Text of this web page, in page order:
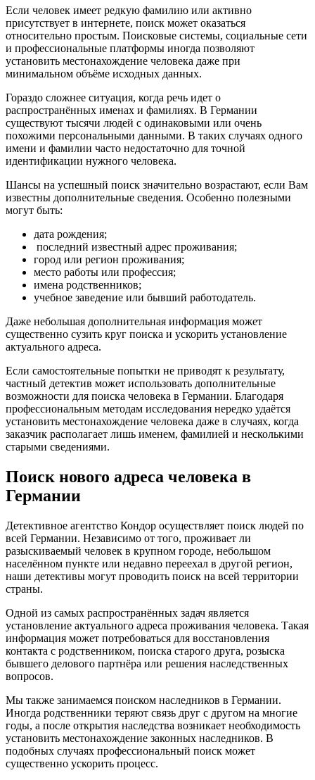
Если человек имеет редкую фамилию или активно
присутствует в интернете, поиск может оказаться
относительно простым. Поисковые системы, социальные сети
и профессиональные платформы иногда позволяют
установить местонахождение человека даже при
минимальном объёме исходных данных.
Гораздо сложнее ситуация, когда речь идет о
распространённых именах и фамилиях. В Германии
существуют тысячи людей с одинаковыми или очень
похожими персональными данными. В таких случаях одного
имени и фамилии часто недостаточно для точной
идентификации нужного человека.
Шансы на успешный поиск значительно возрастают, если Вам
известны дополнительные сведения. Особенно полезными
могут быть:
дата рождения;
последний известный адрес проживания;
город или регион проживания;
место работы или профессия;
имена родственников;
учебное заведение или бывший работодатель.
Даже небольшая дополнительная информация может
существенно сузить круг поиска и ускорить установление
актуального адреса.
Если самостоятельные попытки не приводят к результату,
частный детектив может использовать дополнительные
возможности для поиска человека в Германии. Благодаря
профессиональным методам исследования нередко удаётся
установить местонахождение человека даже в случаях, когда
заказчик располагает лишь именем, фамилией и несколькими
старыми сведениями.
Поиск нового адреса человека в
Германии
Детективное агентство Кондор осуществляет поиск людей по
всей Германии. Независимо от того, проживает ли
разыскиваемый человек в крупном городе, небольшом
населённом пункте или недавно переехал в другой регион,
наши детективы могут проводить поиск на всей территории
страны.
Одной из самых распространённых задач является
установление актуального адреса проживания человека. Такая
информация может потребоваться для восстановления
контакта с родственником, поиска старого друга, розыска
бывшего делового партнёра или решения наследственных
вопросов.
Мы также занимаемся поиском наследников в Германии.
Иногда родственники теряют связь друг с другом на многие
годы, а после открытия наследства возникает необходимость
установить местонахождение законных наследников. В
подобных случаях профессиональный поиск может
существенно ускорить процесс.